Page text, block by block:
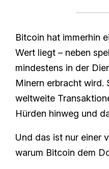
Bitcoin hat immerhin
Wert liegt – neben
mindestens in der
Minern erbracht wird.
weltweite
Hürden hinweg und
Und das ist nur einer
warum Bitcoin dem